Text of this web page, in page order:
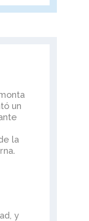
un
la
y